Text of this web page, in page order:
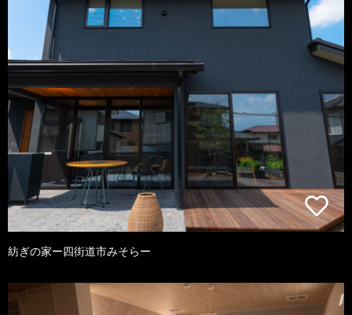
紡ぎの家ー四街道市みそらー